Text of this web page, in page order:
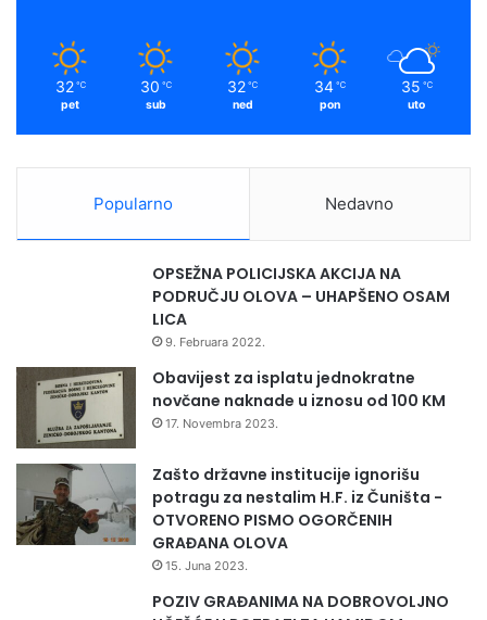
32 ℃
pet
30 ℃
sub
32 ℃
ned
34 ℃
pon
35 ℃
uto
Popularno Nedavno
OPSEŽNA POLICIJSKA AKCIJA NA
PODRUČJU OLOVA – UHAPŠENO OSAM
LICA
9. Februara 2022.
Obavijest za isplatu jednokratne
novčane naknade u iznosu od 100 KM
17. Novembra 2023.
Zašto državne institucije ignorišu
potragu za nestalim H.F. iz Čuništa -
OTVORENO PISMO OGORČENIH
GRAĐANA OLOVA
15. Juna 2023.
POZIV GRAĐANIMA NA DOBROVOLJNO